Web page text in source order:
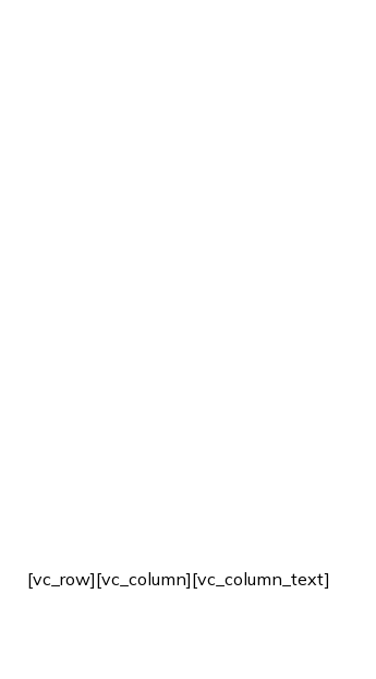
[vc_row][vc_column][vc_column_text]